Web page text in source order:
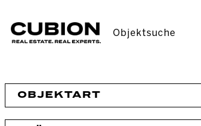
Objektsuche
OBJEKTART